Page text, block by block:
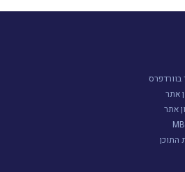
בוורדפרס
אתר
אתר
התוכן